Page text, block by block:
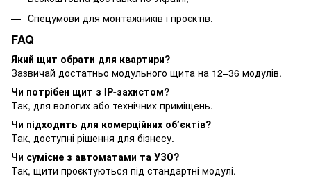
Спецумови для монтажників і проєктів.
FAQ
Який щит обрати для квартири?
Зазвичай достатньо модульного щита на 12–36 модулів.
Чи потрібен щит з IP-захистом?
Так, для вологих або технічних приміщень.
Чи підходить для комерційних обʼєктів?
Так, доступні рішення для бізнесу.
Чи сумісне з автоматами та УЗО?
Так, щити проєктуються під стандартні модулі.